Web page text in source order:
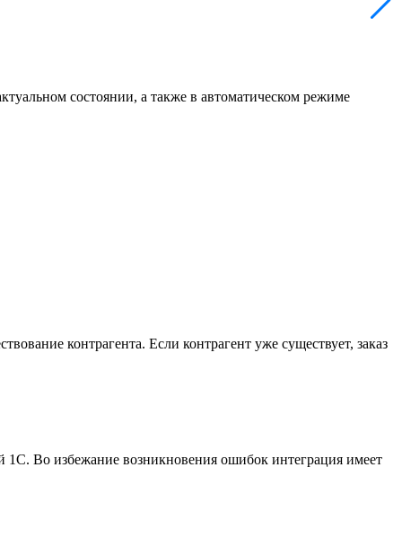
состоянии, а также в автоматическом режиме
контрагента. Если контрагент уже существует, заказ
1С. Во избежание возникновения ошибок интеграция имеет